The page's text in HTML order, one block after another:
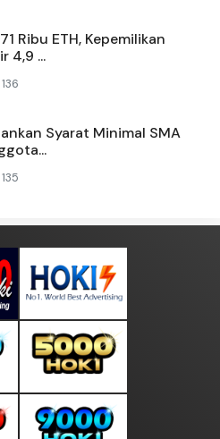
Ribu ETH, Kepemilikan
4,9 ...
136
Syarat Minimal SMA
135